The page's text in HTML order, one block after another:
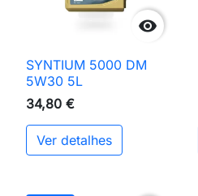

SYNTIUM 5000 DM
5W30 5L
34,80 €
Ver detalhes